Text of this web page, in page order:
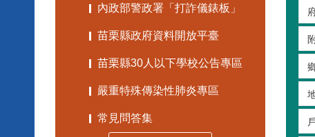
內政部警政署「打詐儀錶板」
苗栗縣政府資料開放平臺
苗栗縣30人以下學校公告專區
嚴重特殊傳染性肺炎專區
常見問答集